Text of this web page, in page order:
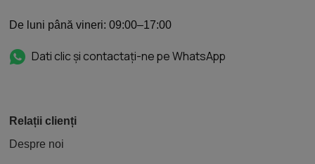
De luni până vineri: 09:00–17:00
Dati clic și contactați-ne pe WhatsApp
Relații clienți
Despre noi